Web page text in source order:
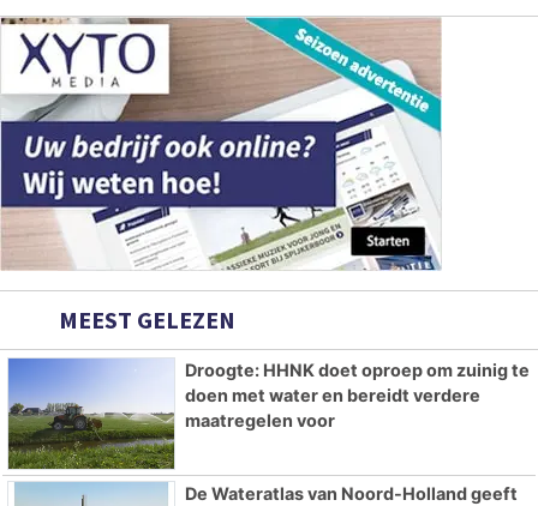
MEEST GELEZEN
Droogte: HHNK doet oproep om zuinig te
doen met water en bereidt verdere
maatregelen voor
De Wateratlas van Noord-Holland geeft